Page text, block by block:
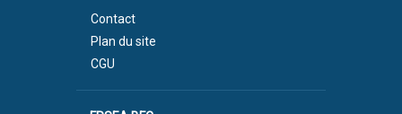
Contact
Plan du site
CGU